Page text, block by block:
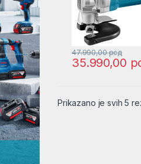
35.990,00
47.990,00рсд
Prikazano je svih 5